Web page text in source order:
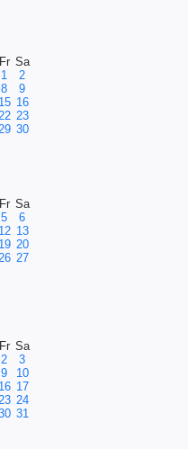
Fr Sa
1
2
8
9
15 16
23
30
Fr Sa
5
6
12 13
19 20
27
Fr Sa
2
3
9
10
16 17
24
31